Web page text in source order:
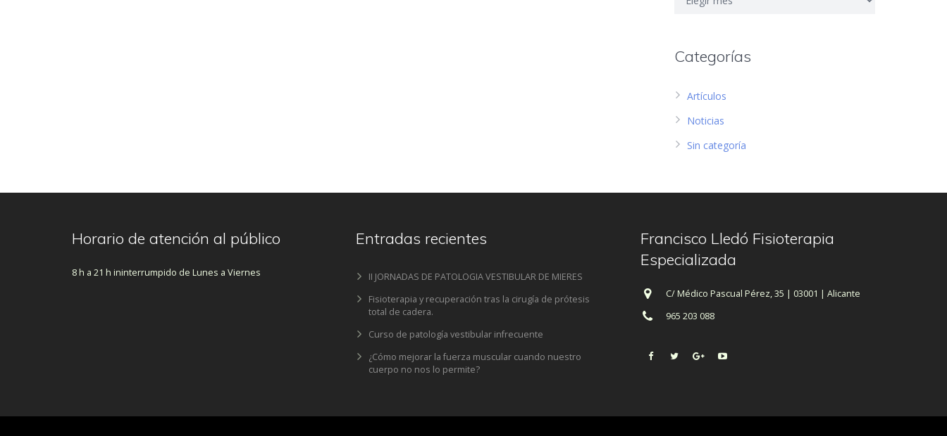
Categorías
Artículos
Noticias
Sin categoría
Horario de atención al público
8 h a 21 h ininterrumpido de Lunes a Viernes
Entradas recientes
II JORNADAS DE PATOLOGIA VESTIBULAR DE MIERES
Fisioterapia y recuperación tras la cirugía de prótesis
total de cadera.
Curso de patología vestibular infrecuente
¿Cómo mejorar la fuerza muscular cuando nuestro
cuerpo no nos lo permite?
Francisco Lledó Fisioterapia
Especializada
C/ Médico Pascual Pérez, 35 | 03001 | Alicante
965 203 088